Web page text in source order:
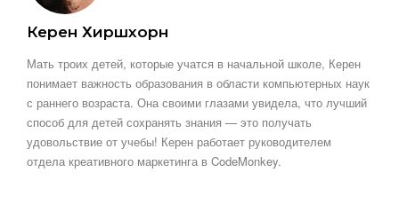
Керен Хиршхорн
Мать троих детей, которые учатся в начальной школе, Керен
понимает важность образования в области компьютерных наук
с раннего возраста. Она своими глазами увидела, что лучший
способ для детей сохранять знания — это получать
удовольствие от учебы! Керен работает руководителем
отдела креативного маркетинга в CodeMonkey.